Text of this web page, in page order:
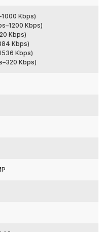
tegangan 3.7 V, MP3
harian yang praktis.
pemutaran musik dan fitur
aktivitas harian. Cocok
Pemutar Musik Bluetooth 1.8
Kbps)
Kbps)
Kbps)
Kbps)
Kbps)
Kbps)